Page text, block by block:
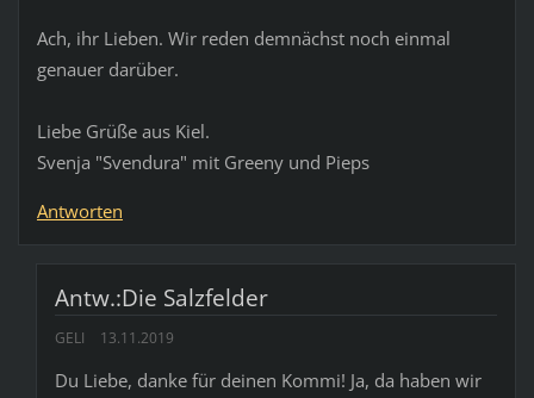
Ach, ihr Lieben. Wir reden demnächst noch einmal
genauer darüber.
Liebe Grüße aus Kiel.
Svenja "Svendura" mit Greeny und Pieps
Antworten
Antw.:Die Salzfelder
GELI 13.11.2019
Du Liebe, danke für deinen Kommi! Ja, da haben wir